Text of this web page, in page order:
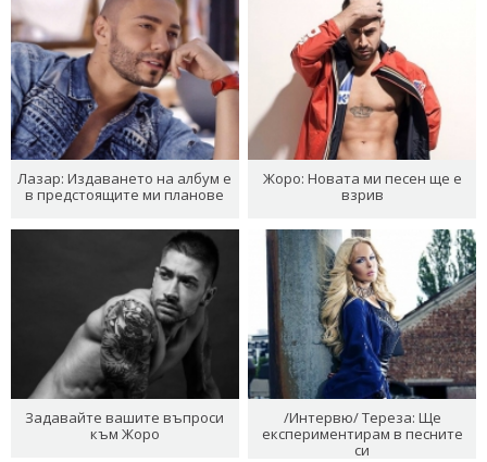
Лазар: Издаването на албум е
в предстоящите ми планове
Жоро: Новата ми песен ще е
взрив
Задавайте вашите въпроси
към Жоро
/Интервю/ Тереза: Ще
експериментирам в песните
си